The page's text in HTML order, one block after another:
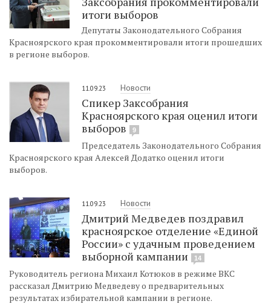
итоги выборов
Депутаты Законодательного Собрания
Красноярского края прокомментировали итоги прошедших
в регионе выборов.
11.09.23 Новости
Спикер Заксобрания
Красноярского края оценил итоги
выборов
9
Председатель Законодательного Собрания
Красноярского края Алексей Додатко оценил итоги
выборов.
11.09.23 Новости
Дмитрий Медведев поздравил
красноярское отделение «Единой
России» с удачным проведением
выборной кампании
14
Руководитель региона Михаил Котюков в режиме ВКС
рассказал Дмитрию Медведеву о предварительных
результатах избирательной кампании в регионе.